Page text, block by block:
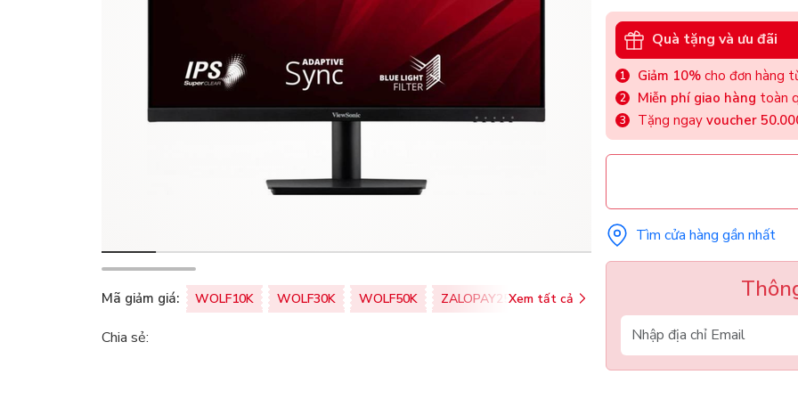
Mã giảm giá: WOLF10K WOLF30K WOLF50K ZALOPAY25K SHOPEEPAY026
Xem tất cả
Chia sẻ:
Quà tặng và ưu đãi
Giảm 10% cho đơn hàng
Miễn phí giao hàng toàn
Tặng ngay voucher
Tìm cửa hàng gần nhất